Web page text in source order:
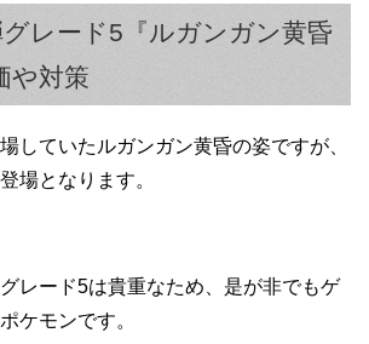
レード5『ルガンガン黄昏
や対策
していたルガンガン黄昏の姿ですが、
場となります。
グレード5は貴重なため、是が非でもゲ
ケモンです。